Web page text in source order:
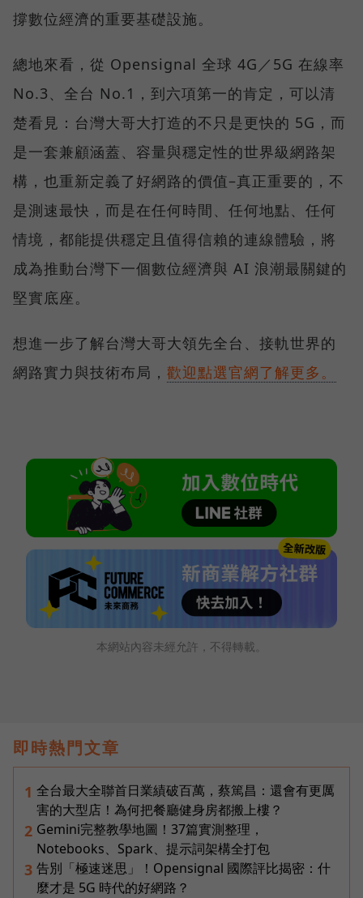
撐數位經濟的重要基礎設施。
總地來看，從 Opensignal 全球 4G／5G 在線率
No.3、全台 No.1，到六項第一的肯定，可以清
楚看見：台灣大哥大打造的不只是更快的 5G，而
是一套兼顧涵蓋、容量與穩定性的世界級網路架
構，也重新定義了好網路的價值–真正重要的，不
是測速最快，而是在任何時間、任何地點、任何
情境，都能提供穩定且值得信賴的連線體驗，將
成為推動台灣下一個數位經濟與 AI 浪潮最關鍵的
堅實底座。
想進一步了解台灣大哥大領先全台、接軌世界的
網路實力與技術布局， 歡迎點選官網了解更多。
本網站內容未經允許，不得轉載。
即時熱門文章
1 全台最大全聯首日業績破百萬，蔡篤昌：還會有更厲
害的大型店！為何把餐廳健身房都搬上樓？
2 Gemini完整教學地圖！37篇實測整理，
Notebooks、Spark、提示詞架構全打包
3 告別「極速迷思」！Opensignal 國際評比揭密：什
麼才是 5G 時代的好網路？